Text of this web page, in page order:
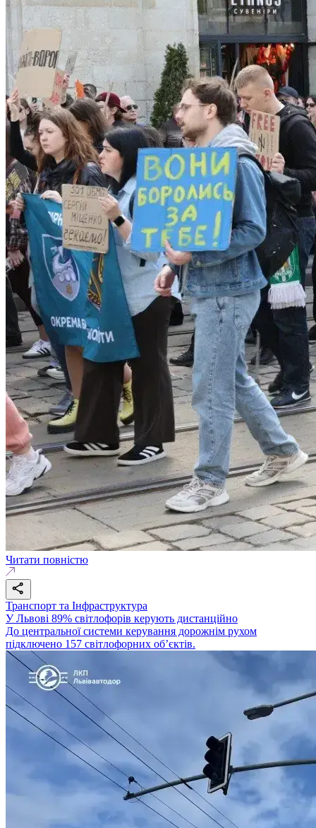
Читати повністю
Транспорт та Інфраструктура
У Львові 89% світлофорів керують дистанційно
До центральної системи керування дорожнім рухом
підключено 157 світлофорних об’єктів.